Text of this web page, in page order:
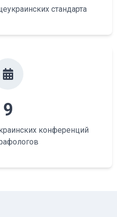
стандарта
9
конференций